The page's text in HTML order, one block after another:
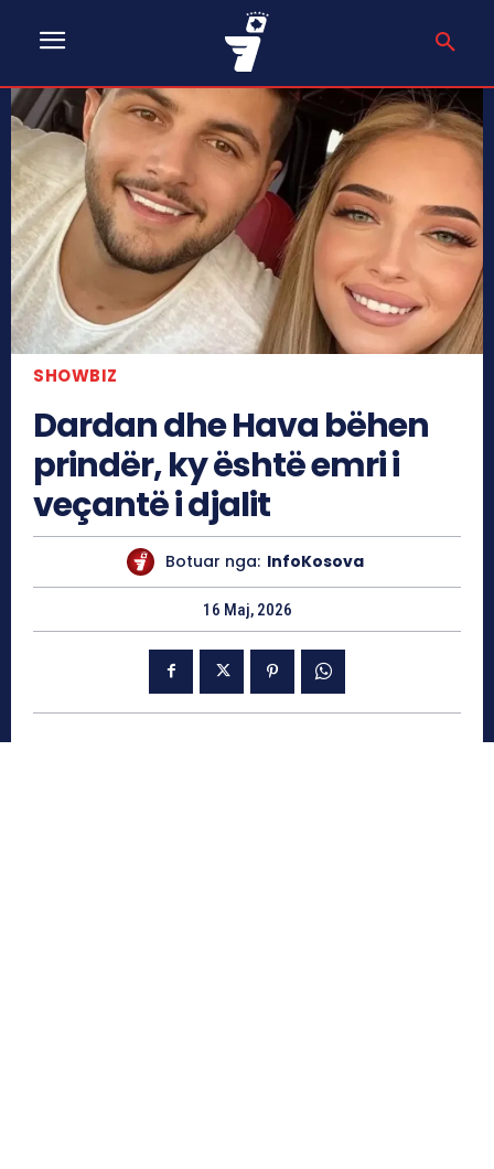
SHOWBIZ
Dardan dhe Hava bëhen
prindër, ky është emri i
veçantë i djalit
Botuar nga: InfoKosova
16 Maj, 2026